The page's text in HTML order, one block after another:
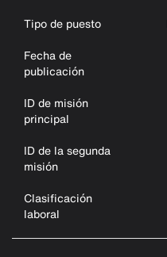
Tipo de puesto
Fecha de
publicación
ID de misión
principal
ID de la segunda
misión
Clasificación
laboral